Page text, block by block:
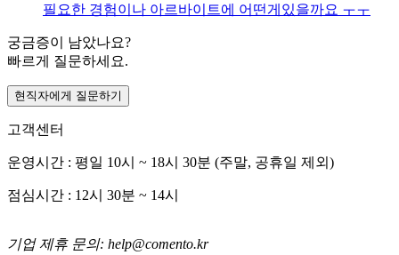
필요한 경험이나 아르바이트에 어떤게있을까요 ㅜㅜ
궁금증이 남았나요?
빠르게 질문하세요.
현직자에게 질문하기
고객센터
운영시간 : 평일 10시 ~ 18시 30분 (주말, 공휴일 제외)
점심시간 : 12시 30분 ~ 14시
기업 제휴 문의: help@comento.kr